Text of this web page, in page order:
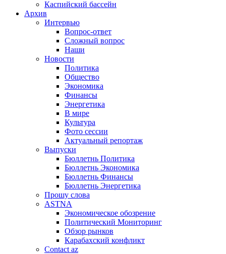
Каспийский бассейн
Архив
Интервью
Вопрос-ответ
Сложный вопрос
Наши
Новости
Политика
Общество
Экономика
Финансы
Энергетика
В мире
Культура
Фото сессии
Актуальный репортаж
Выпуски
Бюллетнь Политика
Бюллетнь Экономика
Бюллетнь Финансы
Бюллетнь Энергетика
Прошу слова
ASTNA
Экономическое обозрение
Политический Мониторинг
Обзор рынков
Карабахский конфликт
Contact az